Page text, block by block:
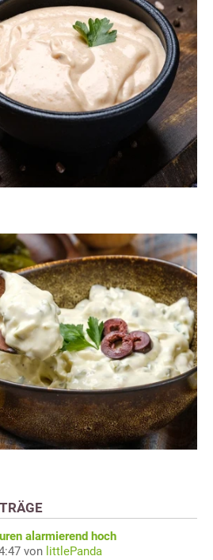
alarmierend hoch
von littlePanda